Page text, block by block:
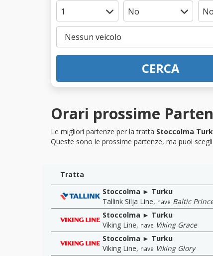
CERCA
Orari prossime
Le migliori partenze per la tratta Stoccolma
Queste sono le prossime partenze, ma puoi
Tratta
Stoccolma ► Turku
Tallink Silja Line, nave Baltic
Stoccolma ► Turku
Viking Line, nave Viking Grace
Stoccolma ► Turku
Viking Line, nave Viking Glory